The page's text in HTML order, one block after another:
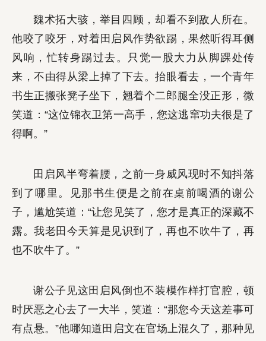
魏术拓大骇，举目四顾，却看不到敌人所在。
他咬了咬牙，对着田启风作势欲踢，果然听得耳侧
风响，忙转身踢过去。只觉一股大力从脚踝处传
来，不由得从梁上掉了下去。抬眼看去，一个青年
书生正搬张凳子坐下，翘着个二郎腿全没正形，微
笑道：“这位锦衣卫第一高手，您这逃窜功夫很是了
得啊。”
田启风半弯着腰，之前一身威风现时不知抖落
到了哪里。见那书生便是之前在桌前喝酒的谢公
子，尴尬笑道：“让您见笑了，您才是真正的深藏不
露。我老田今天算是见识到了，再也不吹牛了，再
也不吹牛了。”
谢公子见这田启风倒也不装模作样打官腔，顿
时厌恶之心去了一大半，笑道：“那您今天这差事可
有点悬。”他哪知道田启文在官场上混久了，那种见